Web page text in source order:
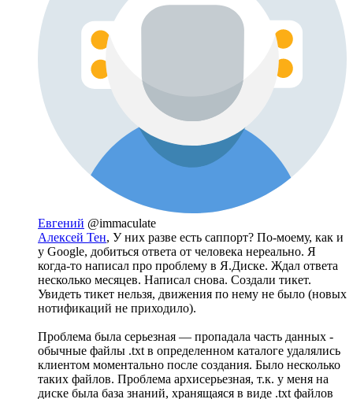
Евгений @immaculate
Алексей Тен, У них разве есть саппорт? По-моему, как и
у Google, добиться ответа от человека нереально. Я
когда-то написал про проблему в Я.Диске. Ждал ответа
несколько месяцев. Написал снова. Создали тикет.
Увидеть тикет нельзя, движения по нему не было (новых
нотификаций не приходило).
Проблема была серьезная — пропадала часть данных -
обычные файлы .txt в определенном каталоге удалялись
клиентом моментально после создания. Было несколько
таких файлов. Проблема архисерьезная, т.к. у меня на
диске была база знаний, хранящаяся в виде .txt файлов